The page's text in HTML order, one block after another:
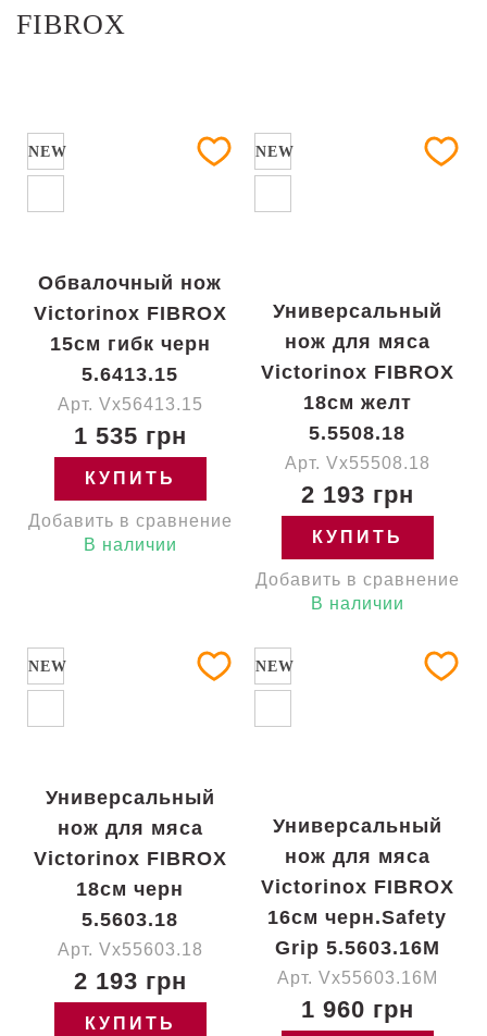
FIBROX
NEW
Обвалочный нож
Victorinox FIBROX
15см гибк черн
5.6413.15
Арт. Vx56413.15
1 535 грн
КУПИТЬ
Добавить в сравнение
В наличии
NEW
Универсальный
нож для мяса
Victorinox FIBROX
18см желт
5.5508.18
Арт. Vx55508.18
2 193 грн
КУПИТЬ
Добавить в сравнение
В наличии
NEW
Универсальный
нож для мяса
Victorinox FIBROX
18см черн
5.5603.18
Арт. Vx55603.18
2 193 грн
КУПИТЬ
NEW
Универсальный
нож для мяса
Victorinox FIBROX
16см черн.Safety
Grip 5.5603.16M
Арт. Vx55603.16M
1 960 грн